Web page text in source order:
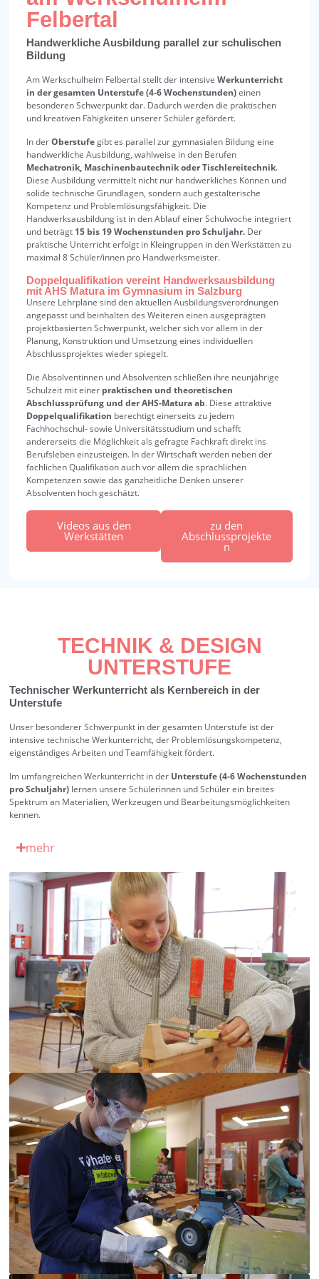
Felbertal
Handwerkliche Ausbildung parallel zur schulischen
Bildung
Am Werkschulheim Felbertal stellt der intensiveWerkunterricht
in der gesamten Unterstufe (4-6 Wochenstunden)einen
besonderen Schwerpunkt dar. Dadurch werden die praktischen
und kreativen Fähigkeiten unserer Schüler gefördert.
In derOberstufegibt es parallel zur gymnasialen Bildung eine
handwerkliche Ausbildung, wahlweise in den Berufen
Mechatronik, Maschinenbautechnik oder Tischlereitechnik.
Diese Ausbildung vermittelt nicht nur handwerkliches Können und
solide technische Grundlagen, sondern auch gestalterische
Kompetenz und Problemlösungsfähigkeit. Die
Handwerksausbildung ist in den Ablauf einer Schulwoche integriert
und beträgt 15 bis 19 Wochenstunden pro Schuljahr. Der
praktische Unterricht erfolgt in Kleingruppen in den Werkstätten zu
maximal 8 Schüler/innen pro Handwerksmeister.
Doppelqualifikation vereint Handwerksausbildung
mit AHS Matura im Gymnasium in Salzburg
Unsere Lehrpläne sind den aktuellen Ausbildungsverordnungen
angepasst und beinhalten des Weiteren einen ausgeprägten
projektbasierten Schwerpunkt, welcher sich vor allem in der
Planung, Konstruktion und Umsetzung eines individuellen
Abschlussprojektes wieder spiegelt.
Die Absolventinnen und Absolventen schließen ihre neunjährige
Schulzeit mit einer praktischen und theoretischen
Abschlussprüfung und der AHS-Matura ab. Diese attraktive
Doppelqualifikation berechtigt einerseits zu jedem
Fachhochschul- sowie Universitätsstudium und schafft
andererseits die Möglichkeit als gefragte Fachkraft direkt ins
Berufsleben einzusteigen. In der Wirtschaft werden neben der
fachlichen Qualifikation auch vor allem die sprachlichen
Kompetenzen sowie das ganzheitliche Denken unserer
Absolventen hoch geschätzt.
Videos aus den
Werkstätten
zu den
Abschlussprojekte
n
TECHNIK & DESIGN
UNTERSTUFE
Technischer Werkunterricht als Kernbereich in der
Unterstufe
Unser besonderer Schwerpunkt in der gesamten Unterstufe ist der
intensive technische Werkunterricht, der Problemlösungskompetenz,
eigenständiges Arbeiten und Teamfähigkeit fördert.
Im umfangreichen Werkunterricht in der Unterstufe (4-6 Wochenstunden
pro Schuljahr) lernen unsere Schülerinnen und Schüler ein breites
Spektrum an Materialien, Werkzeugen und Bearbeitungsmöglichkeiten
kennen.
mehr